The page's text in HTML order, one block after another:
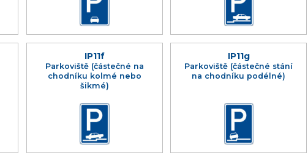
IP11f
Parkoviště (částečné na
chodníku kolmé nebo
šikmé)
IP11g
Parkoviště (částečné stání
na chodníku podélné)